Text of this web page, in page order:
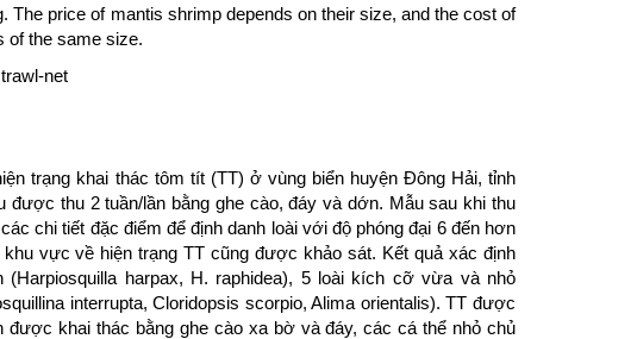
The price of mantis shrimp depends on their size, and the cost of
of the same size.
net
trạng khai thác tôm tít (TT) ở vùng biển huyện Đông Hải, tỉnh
được thu 2 tuần/lần bằng ghe cào, đáy và dớn. Mẫu sau khi thu
chi tiết đặc điểm để định danh loài với độ phóng đại 6 đến hơn
vực về hiện trạng TT cũng được khảo sát. Kết quả xác định
harpax, H. raphidea), 5 loài kích cỡ vừa và nhỏ
interrupta, Cloridopsis scorpio, Alima orientalis). TT được
khai thác bằng ghe cào xa bờ và đáy, các cá thể nhỏ chủ